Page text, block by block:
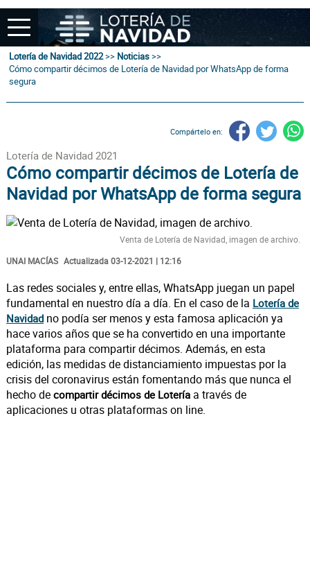
Lotería de Navidad 2022>> Noticias>>
Cómo compartir décimos de Lotería de Navidad por WhatsApp de forma
segura
Compártelo en:
Lotería de Navidad 2021
Cómo compartir décimos de Lotería de
Navidad por WhatsApp de forma segura
Venta de Lotería de Navidad, imagen de archivo.
UNAI MACÍAS Actualizada 03-12-2021 | 12:16
Las redes sociales y, entre ellas, WhatsApp juegan un papel
fundamental en nuestro día a día. En el caso de la Lotería de
Navidadno podía ser menos y esta famosa aplicación ya
hace varios años que se ha convertido en una importante
plataforma para compartir décimos. Además, en esta
edición, las medidas de distanciamiento impuestas por la
crisis del coronavirus están fomentando más que nunca el
hecho de compartir décimos de Loteríaa través de
aplicaciones u otras plataformas on line.